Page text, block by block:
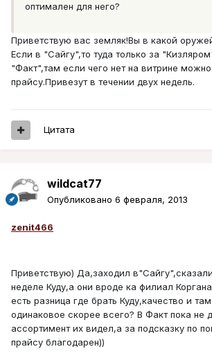
оптимален для него?
Приветствую вас земляк!Вы в какой
Если в "Сайгу",то туда только за
"Факт",там если чего нет на витрине можно
прайсу.Привезут в течении двух недель.
Цитата
wildcat77
Опубликовано 6 февраля, 2013
zenit466
Приветствую) Да,заходил
неделе Куду,а они вроде ка филиал
есть разница где брать Куду,качество и
одинаковое скорее всего? В Факт пока не
ассортимент их видел,а за подсказку по
прайсу благодарен))